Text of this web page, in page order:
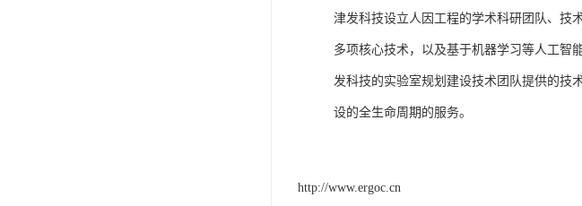
津发科技设立人因工程的学术科研团队、技
多项核心技术，以及基于机器学习等人工智
发科技的实验室规划建设技术团队提供的技
设的全生命周期的服务。
http://www.ergoc.cn